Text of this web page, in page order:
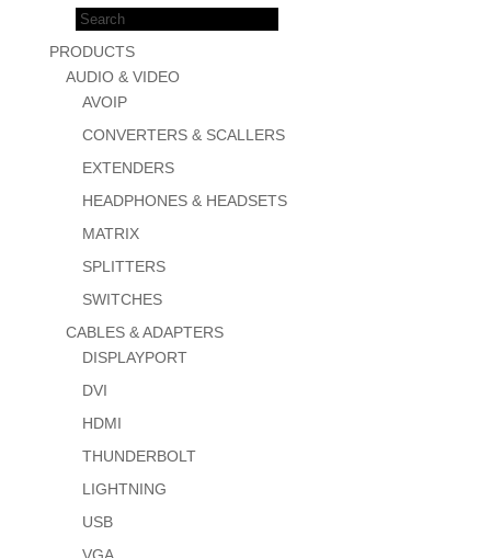
Products
PRODUCTS
AUDIO & VIDEO
AVOIP
CONVERTERS & SCALLERS
EXTENDERS
HEADPHONES & HEADSETS
MATRIX
SPLITTERS
SWITCHES
CABLES & ADAPTERS
DISPLAYPORT
DVI
HDMI
THUNDERBOLT
LIGHTNING
USB